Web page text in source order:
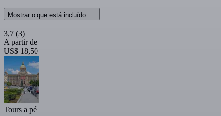
Mostrar o que está incluído
3,7 (3)
A partir de
US$ 18,50
Tours a pé